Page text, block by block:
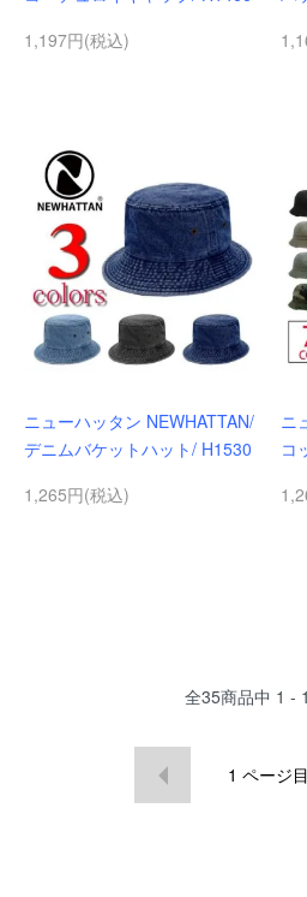
1,197円(税込)
ニューハッタン NEWHATTAN/
デニムバケットハット/ H1530
1,265円(税込)
ニ
コ
全35商品中 1 -
1 ページ目